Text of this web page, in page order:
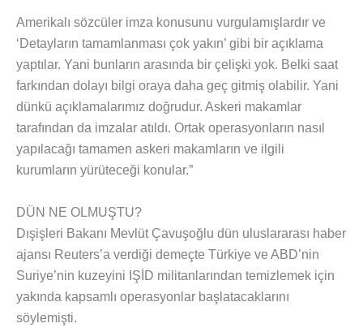
Amerikalı sözcüler imza konusunu vurgulamışlardır ve
‘Detayların tamamlanması çok yakın’ gibi bir açıklama
yaptılar. Yani bunların arasında bir çelişki yok. Belki saat
farkından dolayı bilgi oraya daha geç gitmiş olabilir. Yani
dünkü açıklamalarımız doğrudur. Askeri makamlar
tarafından da imzalar atıldı. Ortak operasyonların nasıl
yapılacağı tamamen askeri makamların ve ilgili
kurumların yürüteceği konular.”
DÜN NE OLMUŞTU?
Dışişleri Bakanı Mevlüt Çavuşoğlu dün uluslararası haber
ajansı Reuters’a verdiği demeçte Türkiye ve ABD’nin
Suriye’nin kuzeyini IŞİD militanlarından temizlemek için
yakında kapsamlı operasyonlar başlatacaklarını
söylemişti.